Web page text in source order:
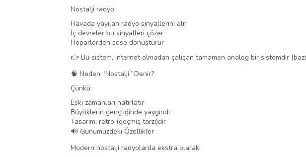
Nostalji radyo:
Havada yayılan radyo sinyallerini alır
İç devreler bu sinyalleri çözer
Hoparlörden sese dönüştürür
👉 Bu sistem, internet olmadan çalışan tamamen analog bir sistemdir
🧠 Neden “Nostalji” Denir?
Çünkü:
Eski zamanları hatırlatır
Büyüklerin gençliğinde yaygındı
Tasarımı retro (geçmiş tarzı)dır
🔊 Günümüzdeki Özellikler
Modern nostalji radyolarda ekstra olarak: